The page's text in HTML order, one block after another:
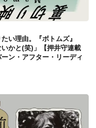
い理由。『ボトムズ』
かと(笑)」【押井守連載
ン・アフター・リーディ